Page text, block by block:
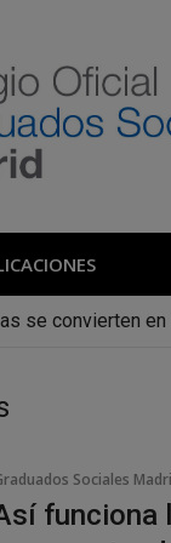
se convierten
Sociales
funciona